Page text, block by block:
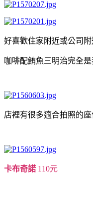
好喜歡住家附近或公司
咖啡配鮪魚三明治完全是
店裡有很多適合拍照的座
卡布奇諾 110元